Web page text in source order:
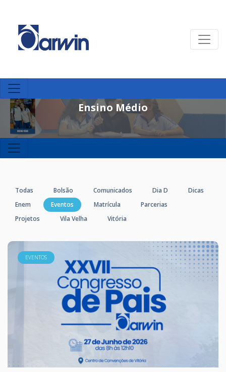
Ensino Médio
Todas Bolsão Comunicados Dia D
Dicas
Enem
Eventos Matrícula
Parcerias
Projetos
Vila Velha Vitória
EVENTOS